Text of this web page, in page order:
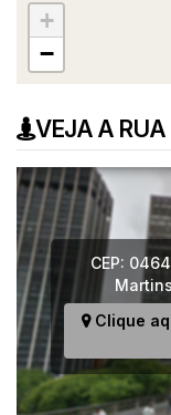
+
−
VEJA A RUA
CEP:
Martins
Clique